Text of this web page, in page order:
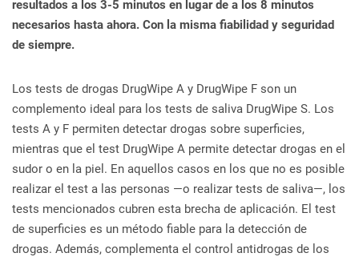
resultados a los 3-5 minutos en lugar de a los 8 minutos
necesarios hasta ahora. Con la misma fiabilidad y seguridad
de siempre.
Los tests de drogas DrugWipe A y DrugWipe F son un
complemento ideal para los tests de saliva DrugWipe S. Los
tests A y F permiten detectar drogas sobre superficies,
mientras que el test DrugWipe A permite detectar drogas en el
sudor o en la piel. En aquellos casos en los que no es posible
realizar el test a las personas —o realizar tests de saliva—, los
tests mencionados cubren esta brecha de aplicación. El test
de superficies es un método fiable para la detección de
drogas. Además, complementa el control antidrogas de los